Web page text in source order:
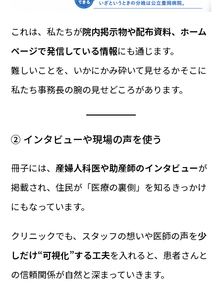
これは、私たちが院内掲示物や配布資料、ホーム
ページで発信している情報にも通じます。
難しいことを、いかにかみ砕いて見せるか――そこに
私たち事務長の腕の見せどころがあります。
② インタビューや現場の声を使う
冊子には、 産婦人科医や助産師のインタビューが
掲載され、住民が「医療の裏側」を知るきっかけ
にもなっています。
クリニックでも、スタッフの想いや医師の声を少
しだけ“可視化”する工夫を入れると、患者さんと
の信頼関係が自然と深まっていきます。